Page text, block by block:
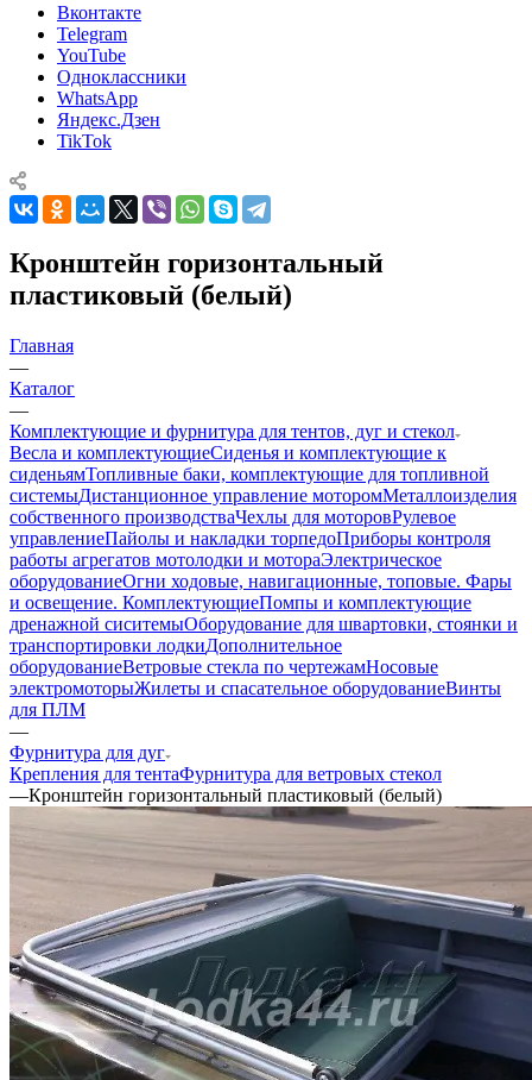
Вконтакте
Telegram
YouTube
Одноклассники
WhatsApp
Яндекс.Дзен
TikTok
Кронштейн горизонтальный
пластиковый (белый)
Главная
—
Каталог
—
Комплектующие и фурнитура для тентов, дуг и стекол
Весла и комплектующиеСиденья и комплектующие к
сиденьямТопливные баки, комплектующие для топливной
системыДистанционное управление моторомМеталлоизделия
собственного производстваЧехлы для моторовРулевое
управлениеПайолы и накладки торпедоПриборы контроля
работы агрегатов мотолодки и мотораЭлектрическое
оборудованиеОгни ходовые, навигационные, топовые. Фары
и освещение. КомплектующиеПомпы и комплектующие
дренажной сиситемыОборудование для швартовки, стоянки и
транспортировки лодкиДополнительное
оборудованиеВетровые стекла по чертежамНосовые
электромоторыЖилеты и спасательное оборудованиеВинты
для ПЛМ
—
Фурнитура для дуг
Крепления для тентаФурнитура для ветровых стекол
—Кронштейн горизонтальный пластиковый (белый)